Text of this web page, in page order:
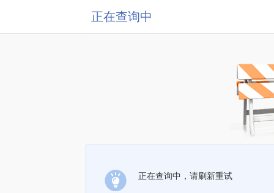
正在查询中
正在查询中，请刷新重试